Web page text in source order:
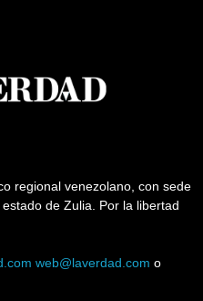
regional venezolano, con sede
de Zulia. Por la libertad
web@laverdad.com o